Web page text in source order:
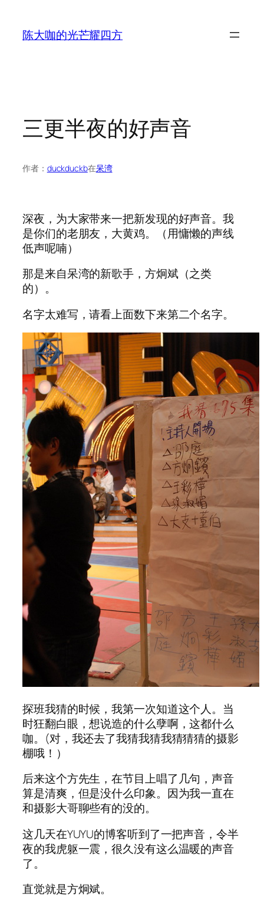
陈大咖的光芒耀四方
三更半夜的好声音
作者： duckduckb在呆湾
深夜，为大家带来一把新发现的好声音。我
是你们的老朋友，大黄鸡。（用慵懒的声线
低声呢喃）
那是来自呆湾的新歌手，方炯斌（之类
的）。
名字太难写，请看上面数下来第二个名字。
探班我猜的时候，我第一次知道这个人。当
时狂翻白眼，想说造的什么孽啊，这都什么
咖。(对，我还去了我猜我猜我猜猜猜的摄影
棚哦！）
后来这个方先生，在节目上唱了几句，声音
算是清爽，但是没什么印象。因为我一直在
和摄影大哥聊些有的没的。
这几天在YUYU的博客听到了一把声音，令半
夜的我虎躯一震，很久没有这么温暖的声音
了。
直觉就是方炯斌。